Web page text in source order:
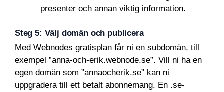
presenter och annan viktig information.
Steg 5: Välj domän och publicera
Med Webnodes gratisplan får ni en subdomän, till
exempel ”anna-och-erik.webnode.se”. Vill ni ha en
egen domän som ”annaocherik.se” kan ni
uppgradera till ett betalt abonnemang. En .se-